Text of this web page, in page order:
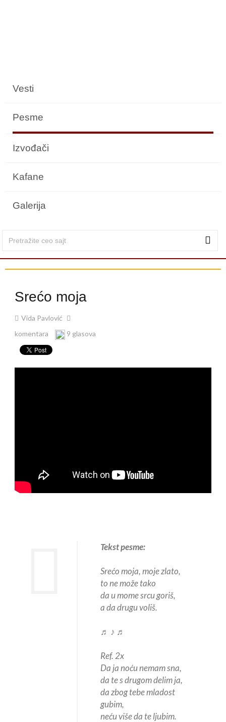
Vesti
Pesme
Izvođači
Kafane
Galerija
Srećo moja
Vida Pavlović
komentara
9 glasova
Tekst pesme:
Srećo moja, moje zlato,
to ne može tako
da u mome srcu goriš,
a da drugu voliš.
♬ ♪ ♬
Ref. 2x
Da ja noću nemam sna,
da te s drugom delim ja,
da zbog tebe mladost
gubim,
neću više da te ljubim.